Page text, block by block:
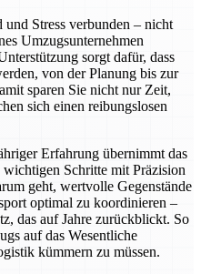
Stress verbunden – nicht
Umzugsunternehmen
sorgt dafür, dass
von der Planung bis zur
sparen Sie nicht nur Zeit,
sich einen reibungslosen
Erfahrung übernimmt das
Schritte mit Präzision
geht, wertvolle Gegenstände
optimal zu koordinieren –
das auf Jahre zurückblickt. So
auf das Wesentliche
kümmern zu müssen.